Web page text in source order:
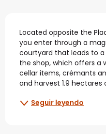
Located opposite the
you enter through a
courtyard that leads to
the shop, which offers a
cellar items, crémants
and harvest 1.9 hectares
Seguir leyendo